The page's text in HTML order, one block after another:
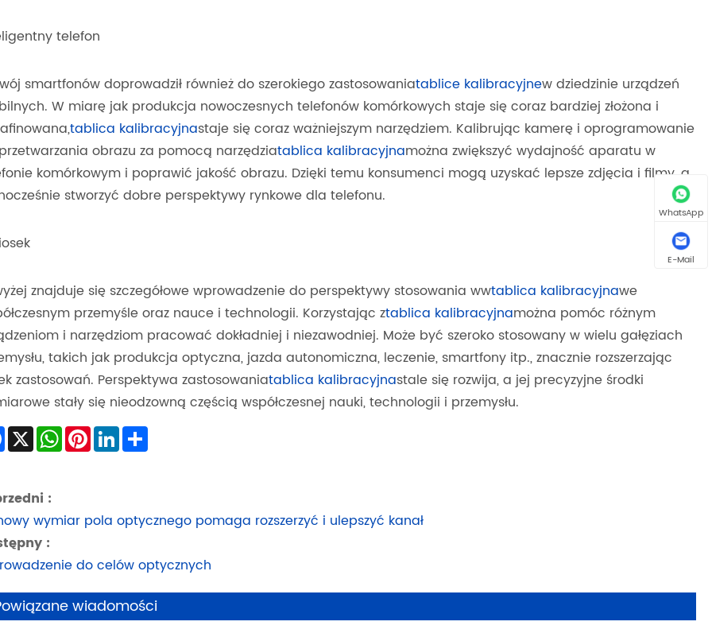
telefon
smartfonów doprowadził również do szerokiego zastosowaniatablice kalibracyjnew dziedzinie urządzeń
W miarę jak produkcja nowoczesnych telefonów komórkowych staje się coraz bardziej złożona i
tablica kalibracyjnastaje się coraz ważniejszym narzędziem. Kalibrując kamerę i oprogramowanie
obrazu za pomocą narzędziatablica kalibracyjnamożna zwiększyć wydajność aparatu w
komórkowym i poprawić jakość obrazu. Dzięki temu konsumenci mogą uzyskać lepsze zdjęcia i filmy, a
stworzyć dobre perspektywy rynkowe dla telefonu.
znajduje się szczegółowe wprowadzenie do perspektywy stosowania wwtablica kalibracyjnawe
przemyśle oraz nauce i technologii. Korzystając ztablica kalibracyjnamożna pomóc różnym
i narzędziom pracować dokładniej i niezawodniej. Może być szeroko stosowany w wielu gałęziach
takich jak produkcja optyczna, jazda autonomiczna, leczenie, smartfony itp., znacznie rozszerzając
zastosowań. Perspektywa zastosowaniatablica kalibracyjnastale się rozwija, a jej precyzyjne środki
stały się nieodzowną częścią współczesnej nauki, technologii i przemysłu.
Facebook
X WhatsApp
Pinterest
LinkedIn
:
wymiar pola optycznego pomaga rozszerzyć i ulepszyć kanał
:
do celów optycznych
wiadomości
WhatsApp
E-Mail